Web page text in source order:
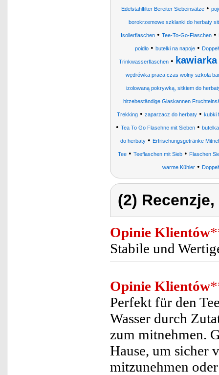
Edelstahlfilter Bereiter Siebeinsätze •
borokrzemowe szklanki do herbaty
Isolierflaschen• Tee-To-Go-Flaschen•
poidło• butelki na napoje•
Trinkwasserflaschen • kawiarka
wędrówka praca czas wolny szkoła
izolowaną pokrywką, sitkiem do
hitzebeständige Glaskannen
Trekking• zaparzacz do herbaty• kubki
• Tea To Go Flaschne mit Sieben• butelka
do herbaty• Erfrischungsgetränke
Tee• Teeflaschen mit Sieb• Flaschen
warme Kühler•
(2)
Opinie Klientów
Stabile und
Opinie Klientów
Perfekt für den
Wasser durch
zum mitnehmen.
Hause, um sicher
mitzunehmen